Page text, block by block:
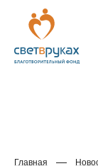
Главная